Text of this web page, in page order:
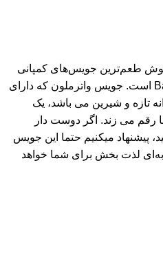
طعم‌ترین جویس‌های کمپانی
آمریکایی و خلاق بازوکا Bazooka است. جویس واترملون که دارای
تازه و شیرین می باشد، یک
رقم می زند. اگر دوست دار
پیشنهاد میکنیم حتما این جویس
لذت بخش برای شما خواهد